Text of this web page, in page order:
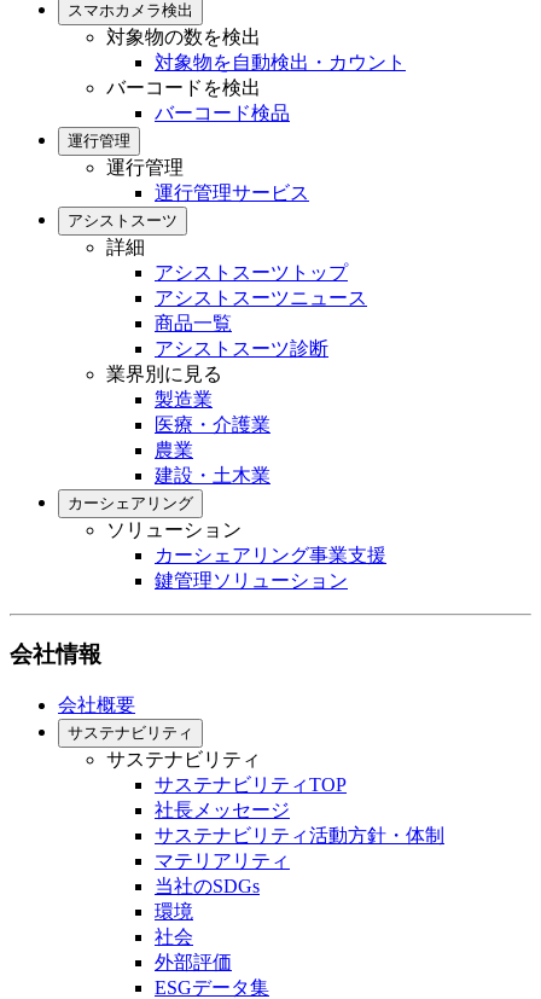
スマホカメラ検出
対象物の数を検出
対象物を自動検出・カウント
バーコードを検出
バーコード検品
運行管理
運行管理
運行管理サービス
アシストスーツ
詳細
アシストスーツトップ
アシストスーツニュース
商品一覧
アシストスーツ診断
業界別に見る
製造業
医療・介護業
農業
建設・土木業
カーシェアリング
ソリューション
カーシェアリング事業支援
鍵管理ソリューション
会社情報
会社概要
サステナビリティ
サステナビリティ
サステナビリティTOP
社長メッセージ
サステナビリティ活動方針・体制
マテリアリティ
当社のSDGs
環境
社会
外部評価
ESGデータ集